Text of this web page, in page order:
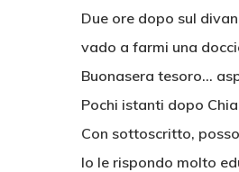
Due ore dopo sul
vado a farmi una
Buonasera tesoro…
Pochi istanti dopo
Con sottoscritto,
Io le rispondo molto